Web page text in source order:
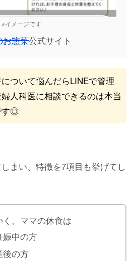
※イメージです
お惣菜公式サイト
ついて悩んだらLINEで管理
人科医に相談できるのは本当
す◎
まい、特徴を7項目も挙げてし
く、ママの休食は
娠中の方
後の方